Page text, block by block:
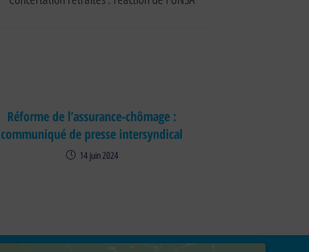
Réforme de l’assurance-chômage :
communiqué de presse intersyndical
14 juin 2024